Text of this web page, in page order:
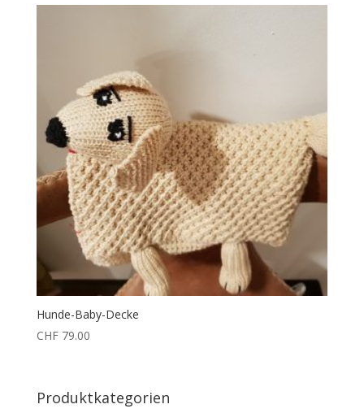
Hunde-Baby-Decke
CHF79.00
Produktkategorien